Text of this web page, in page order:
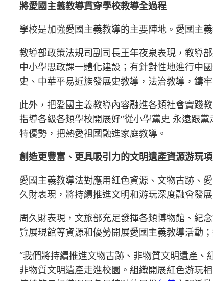
將愛國主義教導貫穿學校教導全過程
學校是加強愛國主義教導的主要陣地。愛國主
教導部政策法規司副司長王年夜泉表現，教導
中小學思政課一體化建設；有針對性地進行中
史、中華平易近族發展史教導，法治教導，鑄
此外，把愛國主義教導內容融進各類社會實踐
指導各級各類學校開展好“從小學黨史 永遠跟
特優勢，把熱愛祖國融進家庭教導。
創造更豐富、更具吸引力的文明遺產資源游玩
愛國主義教導法對應用紅色資源、文物古跡、
久財表現，將持續推進文明和游玩深度融會發
周久財表現，文旅部充足發揮各類博物館、紀
覽展現館等資源和優勢開展愛國主義教導活動
“我們將持續推進文物古跡、非物質文明遺產
非物質文明遺產走進校園。組織開展紅色游玩